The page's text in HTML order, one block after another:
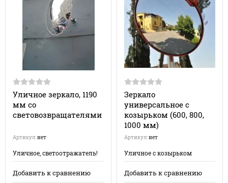
Уличное зеркало, 1190
мм со
световозвращателями
Артикул:нет
Уличное, светоотражатель!
Добавить к сравнению
Зеркало
универсальное с
козырьком (600, 800,
1000 мм)
Артикул:нет
Уличное с козырьком
Добавить к сравнению